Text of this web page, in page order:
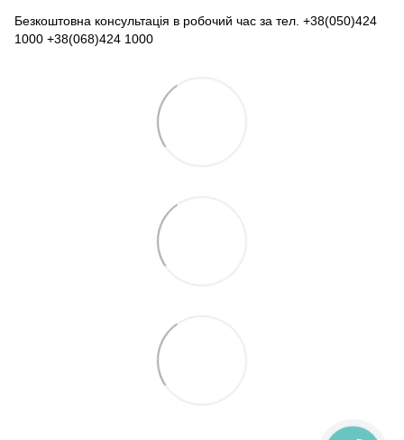
Безкоштовна консультація в робочий час за тел. +38(050)424
1000 +38(068)424 1000